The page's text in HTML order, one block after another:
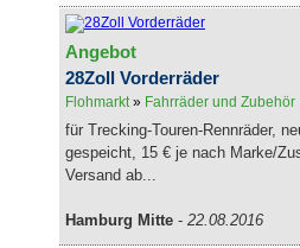
Angebot
28Zoll Vorderräder
Flohmarkt» Fahrräder und Zubehör
für Trecking-Touren-Rennräder,
gespeicht, 15 € je nach Marke/
Versand ab...
Hamburg Mitte - 22.08.2016